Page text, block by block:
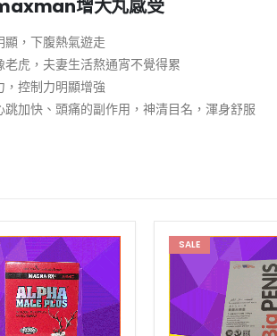
增大丸感受
顯，下腹熱氣遊走
老虎，夫妻生活熬通宵不覺得累
，控制力明顯增強
跳加快、頭痛的副作用，神清目名，渾身舒服
SALE